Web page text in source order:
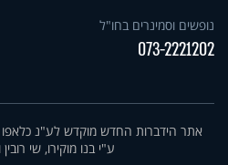
נופשים וסמינרים בחו"ל
073-2221202
אתר הידברות החדש מוקדש לע"נ כלאפו
ע"י בנו מוקירו, שי